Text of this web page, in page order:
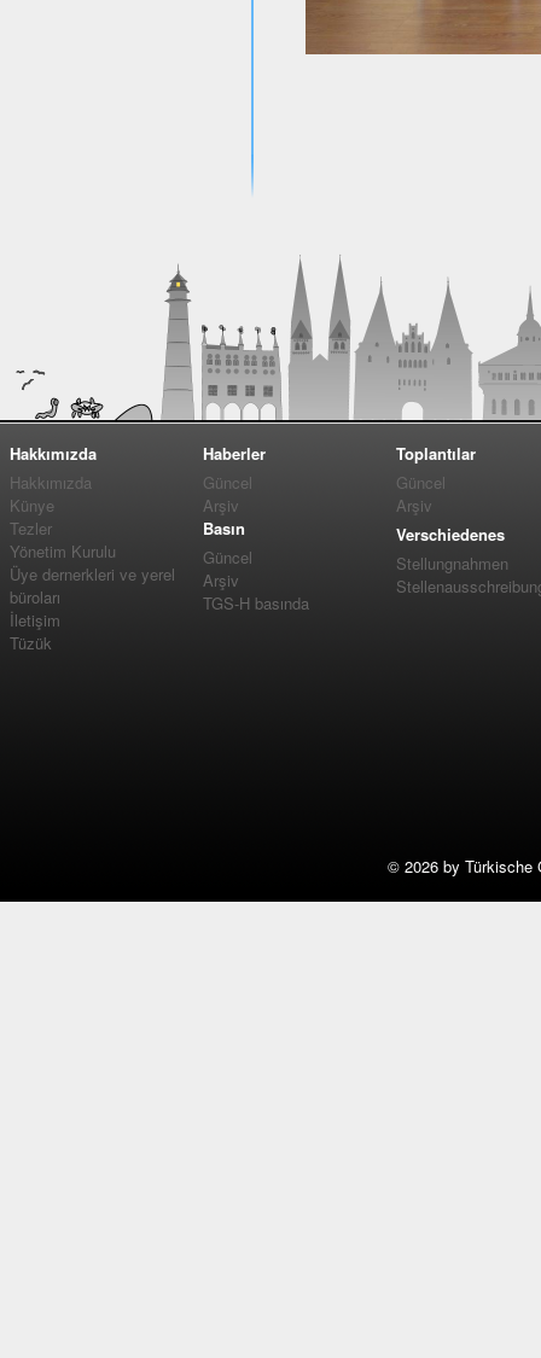
Hakkımızda
Hakkımızda
Künye
Tezler
Yönetim Kurulu
Üye dernerkleri ve yerel
büroları
İletişim
Tüzük
Haberler
Güncel
Arşiv
Basın
Güncel
Arşiv
TGS-H basında
Toplantılar
Güncel
Arşiv
Verschiedenes
Stellungnahmen
© 2026 by Türkische